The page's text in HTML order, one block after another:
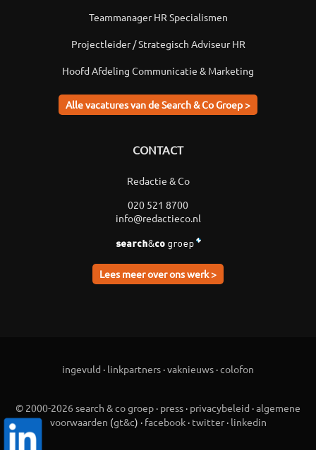
Teammanager HR Specialismen
Projectleider / Strategisch Adviseur HR
Hoofd Afdeling Communicatie & Marketing
Alle vacatures van de Search & Co Groep >
CONTACT
Redactie & Co
020 521 8700
info@redactieco.nl
Lees meer over ons werk >
ingevuld · linkpartners ·vaknieuws ·colofon
© 2000-2026 search & co groep · press · privacybeleid ·algemene
voorwaarden (gt&c) · facebook· twitter· linkedin